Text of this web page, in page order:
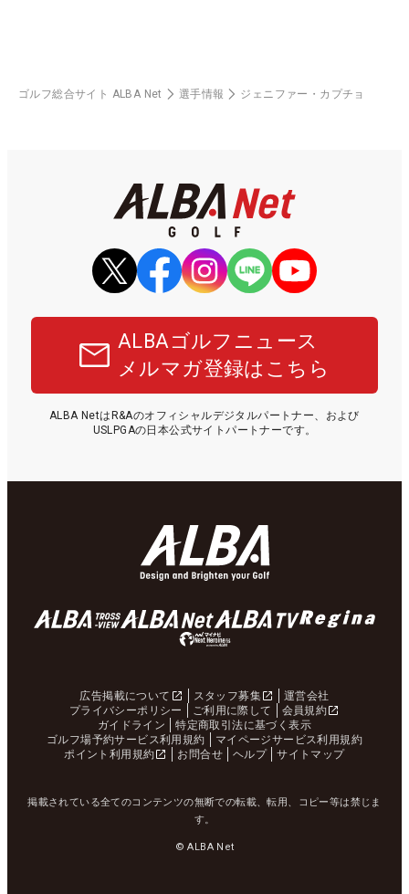
ゴルフ総合サイト ALBA Net 選手情報 ジェニファー・カプチョ
ALBAゴルフニュース
メルマガ登録はこちら
ALBA NetはR&Aのオフィシャルデジタルパートナー、および
USLPGAの日本公式サイトパートナーです。
広告掲載について スタッフ募集
運営会社
プライバシーポリシー
ご利用に際して
会員規約
ガイドライン
特定商取引法に基づく表示
ゴルフ場予約サービス利用規約
マイページサービス利用規約
ポイント利用規約
お問合せ ヘルプ サイトマップ
掲載されている全てのコンテンツの無断での転載、転用、コピー等は禁じま
す。
© ALBA Net